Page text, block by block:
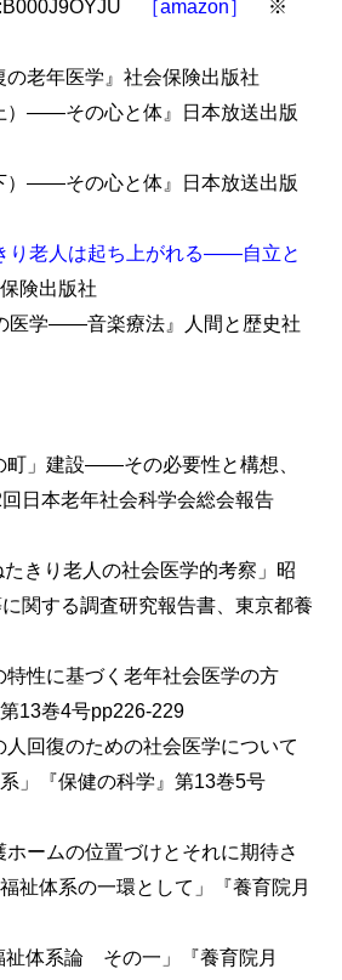
［amazon］
※
老年医学』社会保険出版社
――その心と体』日本放送出版
――その心と体』日本放送出版
り老人は起ち上がれる――自立と
保険出版社
学――音楽療法』人間と歴史社
」建設――その必要性と構想、
日本老年社会科学会総会報告
きり老人の社会医学的考察」昭
関する調査研究報告書、東京都養
性に基づく老年社会医学の方
13巻4号pp226-229
回復のための社会医学について
」『保健の科学』第13巻5号
ームの位置づけとそれに期待さ
体系の一環として」『養育院月
体系論 その一」『養育院月